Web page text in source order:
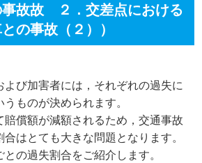
故故 ２．交差点における
の事故（２））
び加害者には，それぞれの過失に
ものが決められます。
償額が減額されるため，交通事故
はとても大きな問題となります。
の過失割合をご紹介します。